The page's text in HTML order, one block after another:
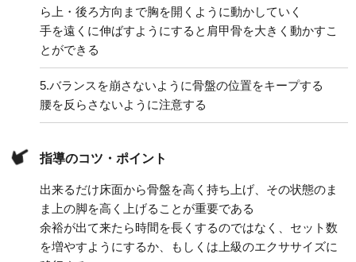
ら上・後ろ方向まで胸を開くように動かしていく
手を遠くに伸ばすようにすると肩甲骨を大きく動かすこ
とができる
5.バランスを崩さないように骨盤の位置をキープする
腰を反らさないように注意する
指導のコツ・ポイント
出来るだけ床面から骨盤を高く持ち上げ、その状態のま
ま上の脚を高く上げることが重要である
余裕が出て来たら時間を長くするのではなく、セット数
を増やすようにするか、もしくは上級のエクササイズに